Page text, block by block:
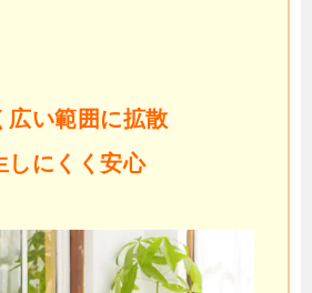
広い範囲に拡散
しにくく安心